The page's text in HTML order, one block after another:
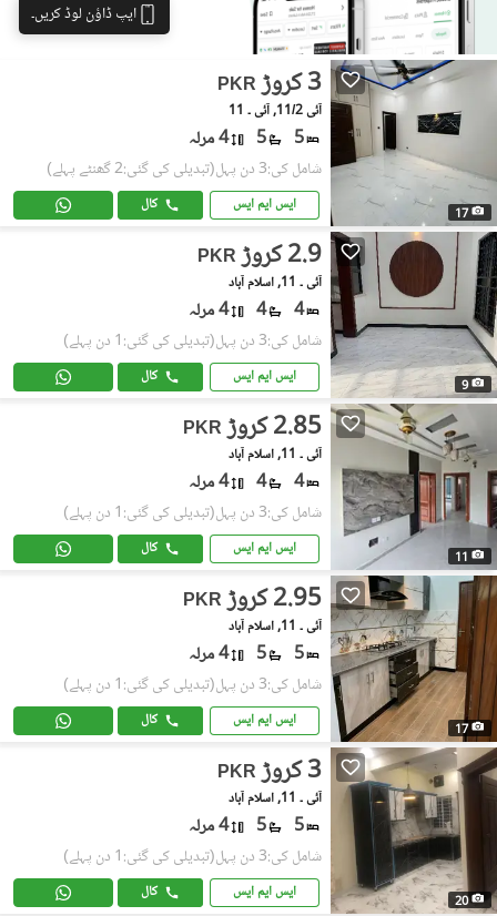
ایپ ڈاؤن لوڈ کریں۔
17
PKR 3 کروڑ
آئی 11/2, آئی ۔ 11
5
5 4 مرلہ
شامل کی:3 دن پہل (تبدیلی کی گئی:2 گھنٹے پہلے)
ایس ایم ایس کال
9
PKR 2.9 کروڑ
آئی ۔ 11, اسلام آباد
4
4 4 مرلہ
شامل کی:3 دن پہل (تبدیلی کی گئی:1 دن پہلے)
ایس ایم ایس کال
11
PKR 2.85 کروڑ
آئی ۔ 11, اسلام آباد
4
4 4 مرلہ
شامل کی:3 دن پہل (تبدیلی کی گئی:1 دن پہلے)
ایس ایم ایس کال
17
PKR 2.95 کروڑ
آئی ۔ 11, اسلام آباد
5
5 4 مرلہ
شامل کی:3 دن پہل (تبدیلی کی گئی:1 دن پہلے)
ایس ایم ایس کال
20
PKR 3 کروڑ
آئی ۔ 11, اسلام آباد
5
5 4 مرلہ
شامل کی:3 دن پہل (تبدیلی کی گئی:1 دن پہلے)
ایس ایم ایس کال